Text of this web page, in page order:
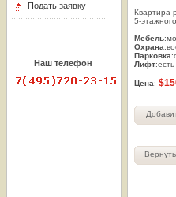
Подать заявку
Наш телефон
7(495) 720-23-15
Квартира
5-
Мебель
Охрана
Парковка
Лифт:есть
Цена: